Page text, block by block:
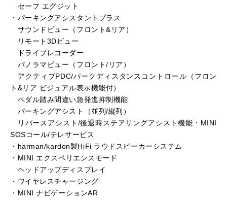
セーフ エグジット
・パーキングアシスタントプラス
サウンドビュー（フロント&リア）
リモート3Dビュー
ドライブレコーダー
パノラマビュー（フロント/リア）
アクティブPDC/パークディスタンスコントロール（フロン
ト&リア ビジュアル表示機能付）
ペダル踏み間違い急発進抑制機能
パーキングアシスト（並列/縦列）
リバースアシスト/後退時ステアリングアシスト機能・MINI
SOSコール/テレサービス
・harman/kardon製HiFi ラウドスピーカーシステム
・MINI エクスペリエンスモード
ヘッドアップディスプレイ
・ワイヤレスチャージング
・MINI ナビゲーションAR